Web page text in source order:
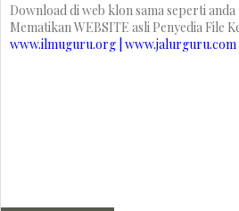
Download di web klon sama seperti
Mematikan WEBSITE asli Penyedia File
www.ilmuguru.org | www.jalurguru.com